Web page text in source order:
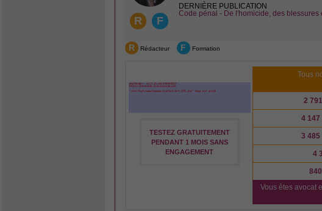
R F
DERNIÈRE PUBLICATION
Code pénal - De l'homicide, des blessures
R Rédacteur F Formation
TESTEZ GRATUITEMENT
PENDANT 1 MOIS SANS
ENGAGEMENT
Tous
2 791
4 147
3 485
4
840
Vous êtes avocat